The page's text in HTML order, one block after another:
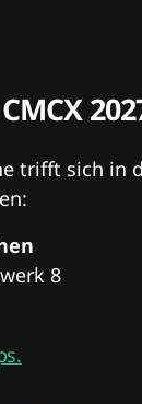
trifft sich in
8